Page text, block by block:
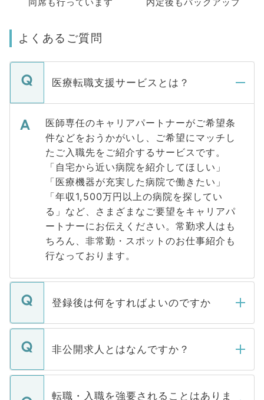
同席も行っています
内定後もバックアップ
よくあるご質問
医療転職支援サービスとは？
医師専任のキャリアパートナーがご希望条
件などをおうかがいし、ご希望にマッチし
たご入職先をご紹介するサービスです。
「自宅から近い病院を紹介してほしい」
「医療機器が充実した病院で働きたい」
「年収1,500万円以上の病院を探してい
る」など、さまざまなご要望をキャリアパ
ートナーにお伝えください。常勤求人はも
ちろん、非常勤・スポットのお仕事紹介も
行なっております。
登録後は何をすればよいのですか
ご登録いただきましたら、弊社担当者がご
登録内容を確認し、その後メールもしくは
ます。通常、5営業日以内にはご連絡をせて
いただきますので、しばらくお待ちくださ
非公開求人とはなんですか？
マイナビDOCTORで取り扱っている求人の
うち約3割は、Webサイトからご覧いただ
転職・入職を強要されることはありま